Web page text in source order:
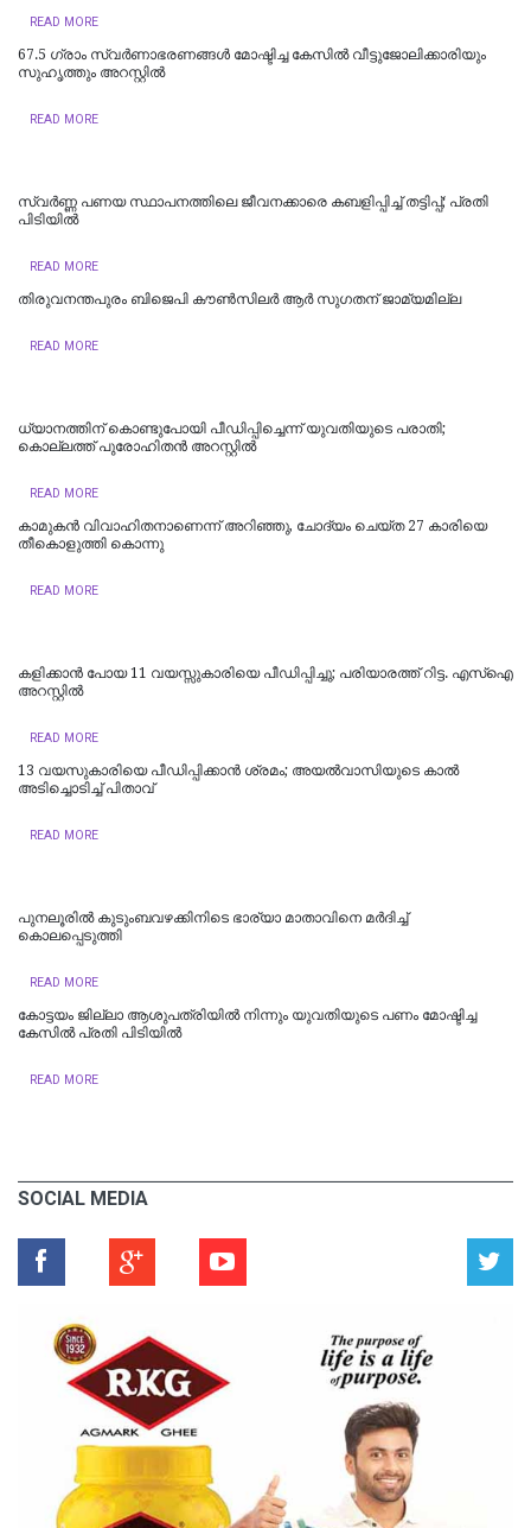
READ MORE
67.5 ഗ്രാം സ്വർണാഭരണങ്ങൾ മോഷ്ടിച്ച കേസിൽ വീട്ടുജോലിക്കാരിയും
സുഹൃത്തും അറസ്റ്റിൽ
READ MORE
സ്വർണ്ണ പണയ സ്ഥാപനത്തിലെ ജീവനക്കാരെ കബളിപ്പിച്ച് തട്ടിപ്പ്; പ്രതി
പിടിയില്‍
READ MORE
തിരുവനന്തപുരം ബിജെപി കൗൺസിലർ ആർ സുഗതന് ജാമ്യമില്ല
READ MORE
ധ്യാനത്തിന് കൊണ്ടുപോയി പീഡിപ്പിച്ചെന്ന് യുവതിയുടെ പരാതി;
കൊല്ലത്ത് പുരോഹിതന്‍ അറസ്റ്റില്‍
READ MORE
കാമുകൻ വിവാഹിതനാണെന്ന് അറിഞ്ഞു, ചോദ്യം ചെയ്ത 27 കാരിയെ
തീകൊളുത്തി കൊന്നു
READ MORE
കളിക്കാൻ പോയ 11 വയസ്സുകാരിയെ പീഡിപ്പിച്ചു; പരിയാരത്ത് റിട്ട. എസ്ഐ
അറസ്റ്റിൽ
READ MORE
13 വയസുകാരിയെ പീഡിപ്പിക്കാൻ ശ്രമം; അയല്‍വാസിയുടെ കാല്‍
അടിച്ചൊടിച്ച് പിതാവ്
READ MORE
പുനലൂരിൽ കുടുംബവഴക്കിനിടെ ഭാര്യാ മാതാവിനെ മർദിച്ച്
കൊലപ്പെടുത്തി
READ MORE
കോട്ടയം ജില്ലാ ആശുപത്രിയിൽ നിന്നും യുവതിയുടെ പണം മോഷ്ടിച്ച
കേസിൽ പ്രതി പിടിയിൽ
READ MORE
SOCIAL MEDIA